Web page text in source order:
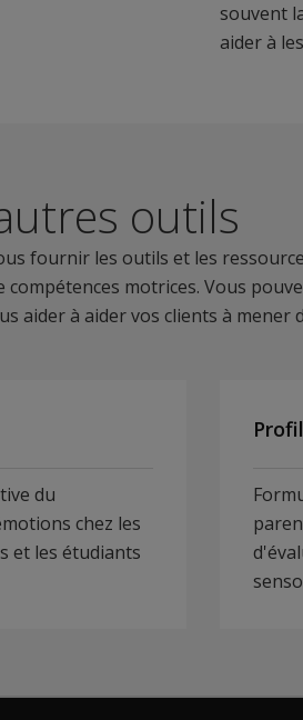
souvent
aider à
outils
fournir les outils et les
compétences motrices. Vous
aider à aider vos clients à mener
du
chez les
et les étudiants